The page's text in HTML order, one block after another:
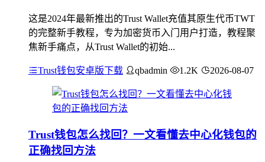
这是2024年最新推出的Trust Wallet充值其原生代币TWT
的完整新手教程，专为加密货币入门用户打造，教程聚
焦新手痛点，从Trust Wallet的初始...
Trust钱包安卓版下载 qbadmin 1.2K 2026-08-07
Trust钱包怎么找回？一文看懂去中心化钱包的
正确找回方法